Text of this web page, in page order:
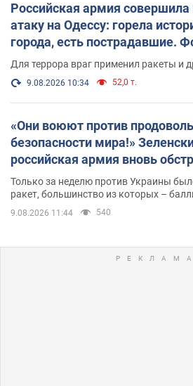
Российская армия
атаку на Одессу: горела
города, есть пострадавшие.
Для террора враг применил ракеты и
9.08.2026 10:34 52,0 т.
«Они воюют против
безопасности мира!»
российская армия вновь
Одессе
Только за неделю против Украины
ракет, большинство из которых –
9.08.2026 11:44 540